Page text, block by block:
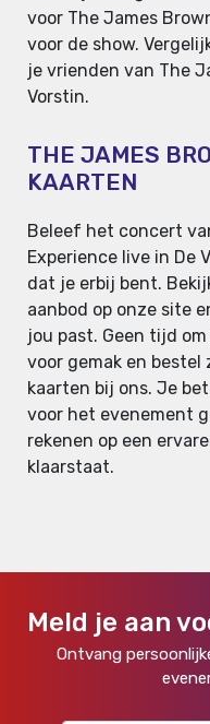
voor The James
voor de show.
je vrienden van The
Vorstin.
THE JAMES
KAARTEN
Beleef het concert
Experience live in De
dat je erbij bent.
aanbod op onze site
jou past. Geen tijd
voor gemak en
kaarten bij ons. Je
voor het evenement
rekenen op een
klaarstaat.
Meld je aan
Ontvang